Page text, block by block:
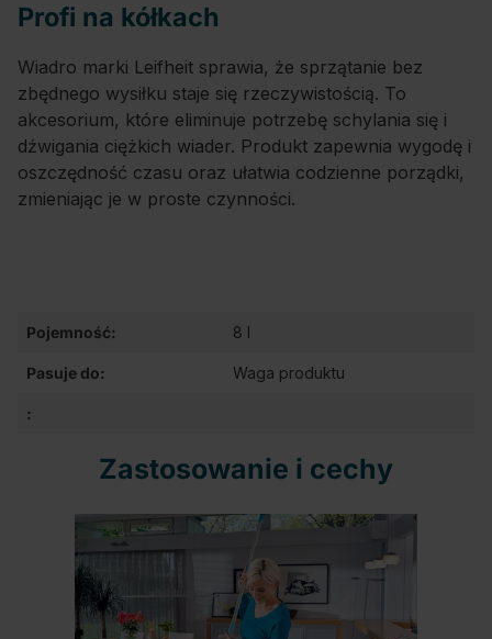
Profi na kółkach
Wiadro marki Leifheit sprawia, że sprzątanie bez
zbędnego wysiłku staje się rzeczywistością. To
akcesorium, które eliminuje potrzebę schylania się i
dźwigania ciężkich wiader. Produkt zapewnia wygodę i
oszczędność czasu oraz ułatwia codzienne porządki,
zmieniając je w proste czynności.
Pojemność: 8 l
Pasuje do: Waga produktu
:
Zastosowanie i cechy